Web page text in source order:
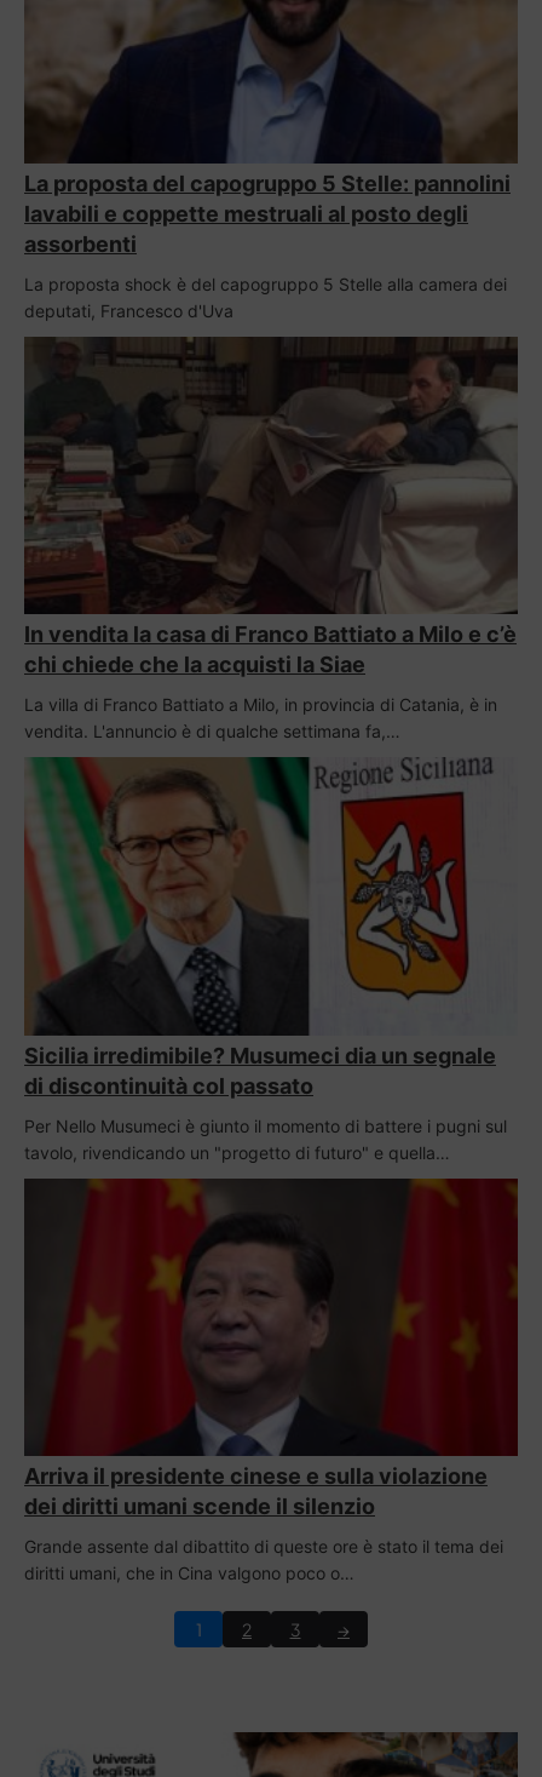
La proposta del capogruppo 5 Stelle: pannolini
lavabili e coppette mestruali al posto degli
assorbenti
La proposta shock è del capogruppo 5 Stelle alla camera dei
deputati, Francesco d'Uva
In vendita la casa di Franco Battiato a Milo e c’è
chi chiede che la acquisti la Siae
La villa di Franco Battiato a Milo, in provincia di Catania, è in
vendita. L'annuncio è di qualche settimana fa,…
Sicilia irredimibile? Musumeci dia un segnale
di discontinuità col passato
Per Nello Musumeci è giunto il momento di battere i pugni sul
tavolo, rivendicando un "progetto di futuro" e quella…
Arriva il presidente cinese e sulla violazione
dei diritti umani scende il silenzio
Grande assente dal dibattito di queste ore è stato il tema dei
diritti umani, che in Cina valgono poco o…
1 2 3 →